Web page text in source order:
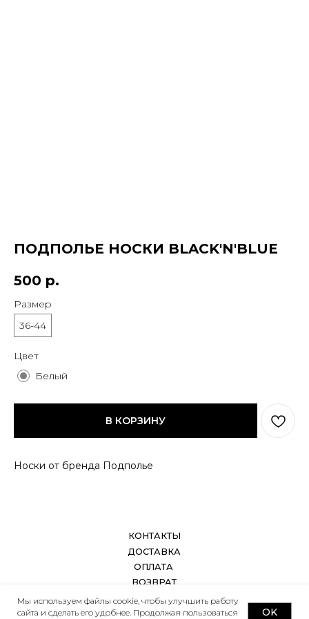
ПОДПОЛЬЕ НОСКИ BLACK'N'BLUE
500 р.
Размер
36-44
Цвет
Белый
В КОРЗИНУ
Носки от бренда Подполье
Мы используем файлы cookie, чтобы улучшить работу
сайта и сделать его удобнее. Продолжая пользоваться
OK